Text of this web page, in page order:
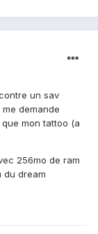
un sav
demande
mon tattoo (a
256mo de ram
du dream